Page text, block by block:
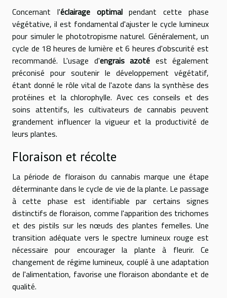
Concernant l'éclairage optimalpendant cette phase
végétative, il est fondamental d'ajuster le cycle lumineux
pour simuler le phototropisme naturel. Généralement, un
cycle de 18 heures de lumière et 6 heures d'obscurité est
recommandé. L'usage d'engrais azoté est également
préconisé pour soutenir le développement végétatif,
étant donné le rôle vital de l'azote dans la synthèse des
protéines et la chlorophylle. Avec ces conseils et des
soins attentifs, les cultivateurs de cannabis peuvent
grandement influencer la vigueur et la productivité de
leurs plantes.
Floraison et récolte
La période de floraison du cannabis marque une étape
déterminante dans le cycle de vie de la plante. Le passage
à cette phase est identifiable par certains signes
distinctifs de floraison, comme l'apparition des trichomes
et des pistils sur les nœuds des plantes femelles. Une
transition adéquate vers le spectre lumineux rouge est
nécessaire pour encourager la plante à fleurir. Ce
changement de régime lumineux, couplé à une adaptation
de l'alimentation, favorise une floraison abondante et de
qualité.